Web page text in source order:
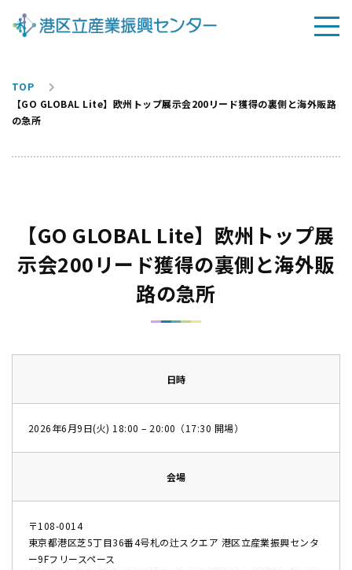
TOP
【GO GLOBAL Lite】欧州トップ展示会200リード獲得の裏側と海外販路
の急所
【GO GLOBAL Lite】欧州トップ展
示会200リード獲得の裏側と海外販
路の急所
日時
2026年6月9日(火) 18:00 – 20:00（17:30 開場）
会場
〒108-0014
東京都港区芝5丁目36番4号札の辻スクエア 港区立産業振興センタ
ー9Fフリースペース